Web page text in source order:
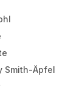
Smith-Äpfel